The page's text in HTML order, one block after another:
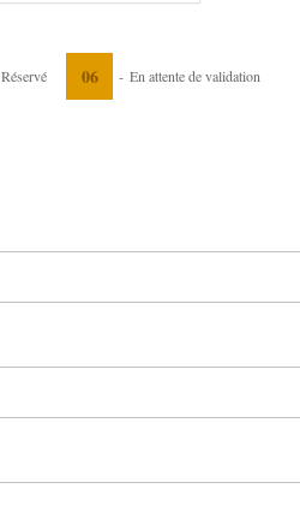
Réservé 06 - En attente de validation